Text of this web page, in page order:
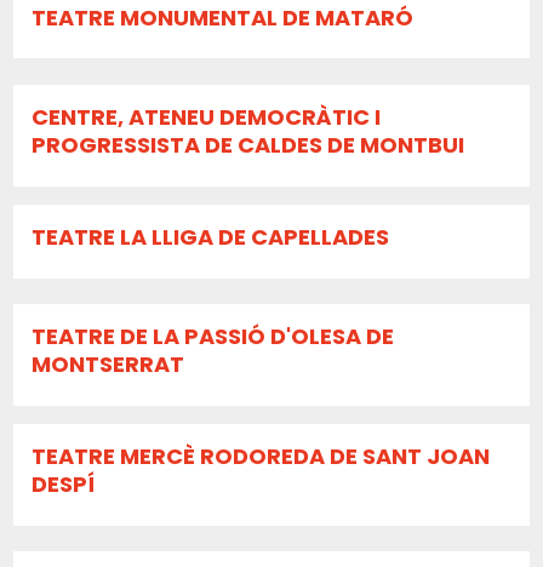
TEATRE MONUMENTAL DE MATARÓ
CENTRE, ATENEU DEMOCRÀTIC I
PROGRESSISTA DE CALDES DE MONTBUI
TEATRE LA LLIGA DE CAPELLADES
TEATRE DE LA PASSIÓ D'OLESA DE
MONTSERRAT
TEATRE MERCÈ RODOREDA DE SANT JOAN
DESPÍ